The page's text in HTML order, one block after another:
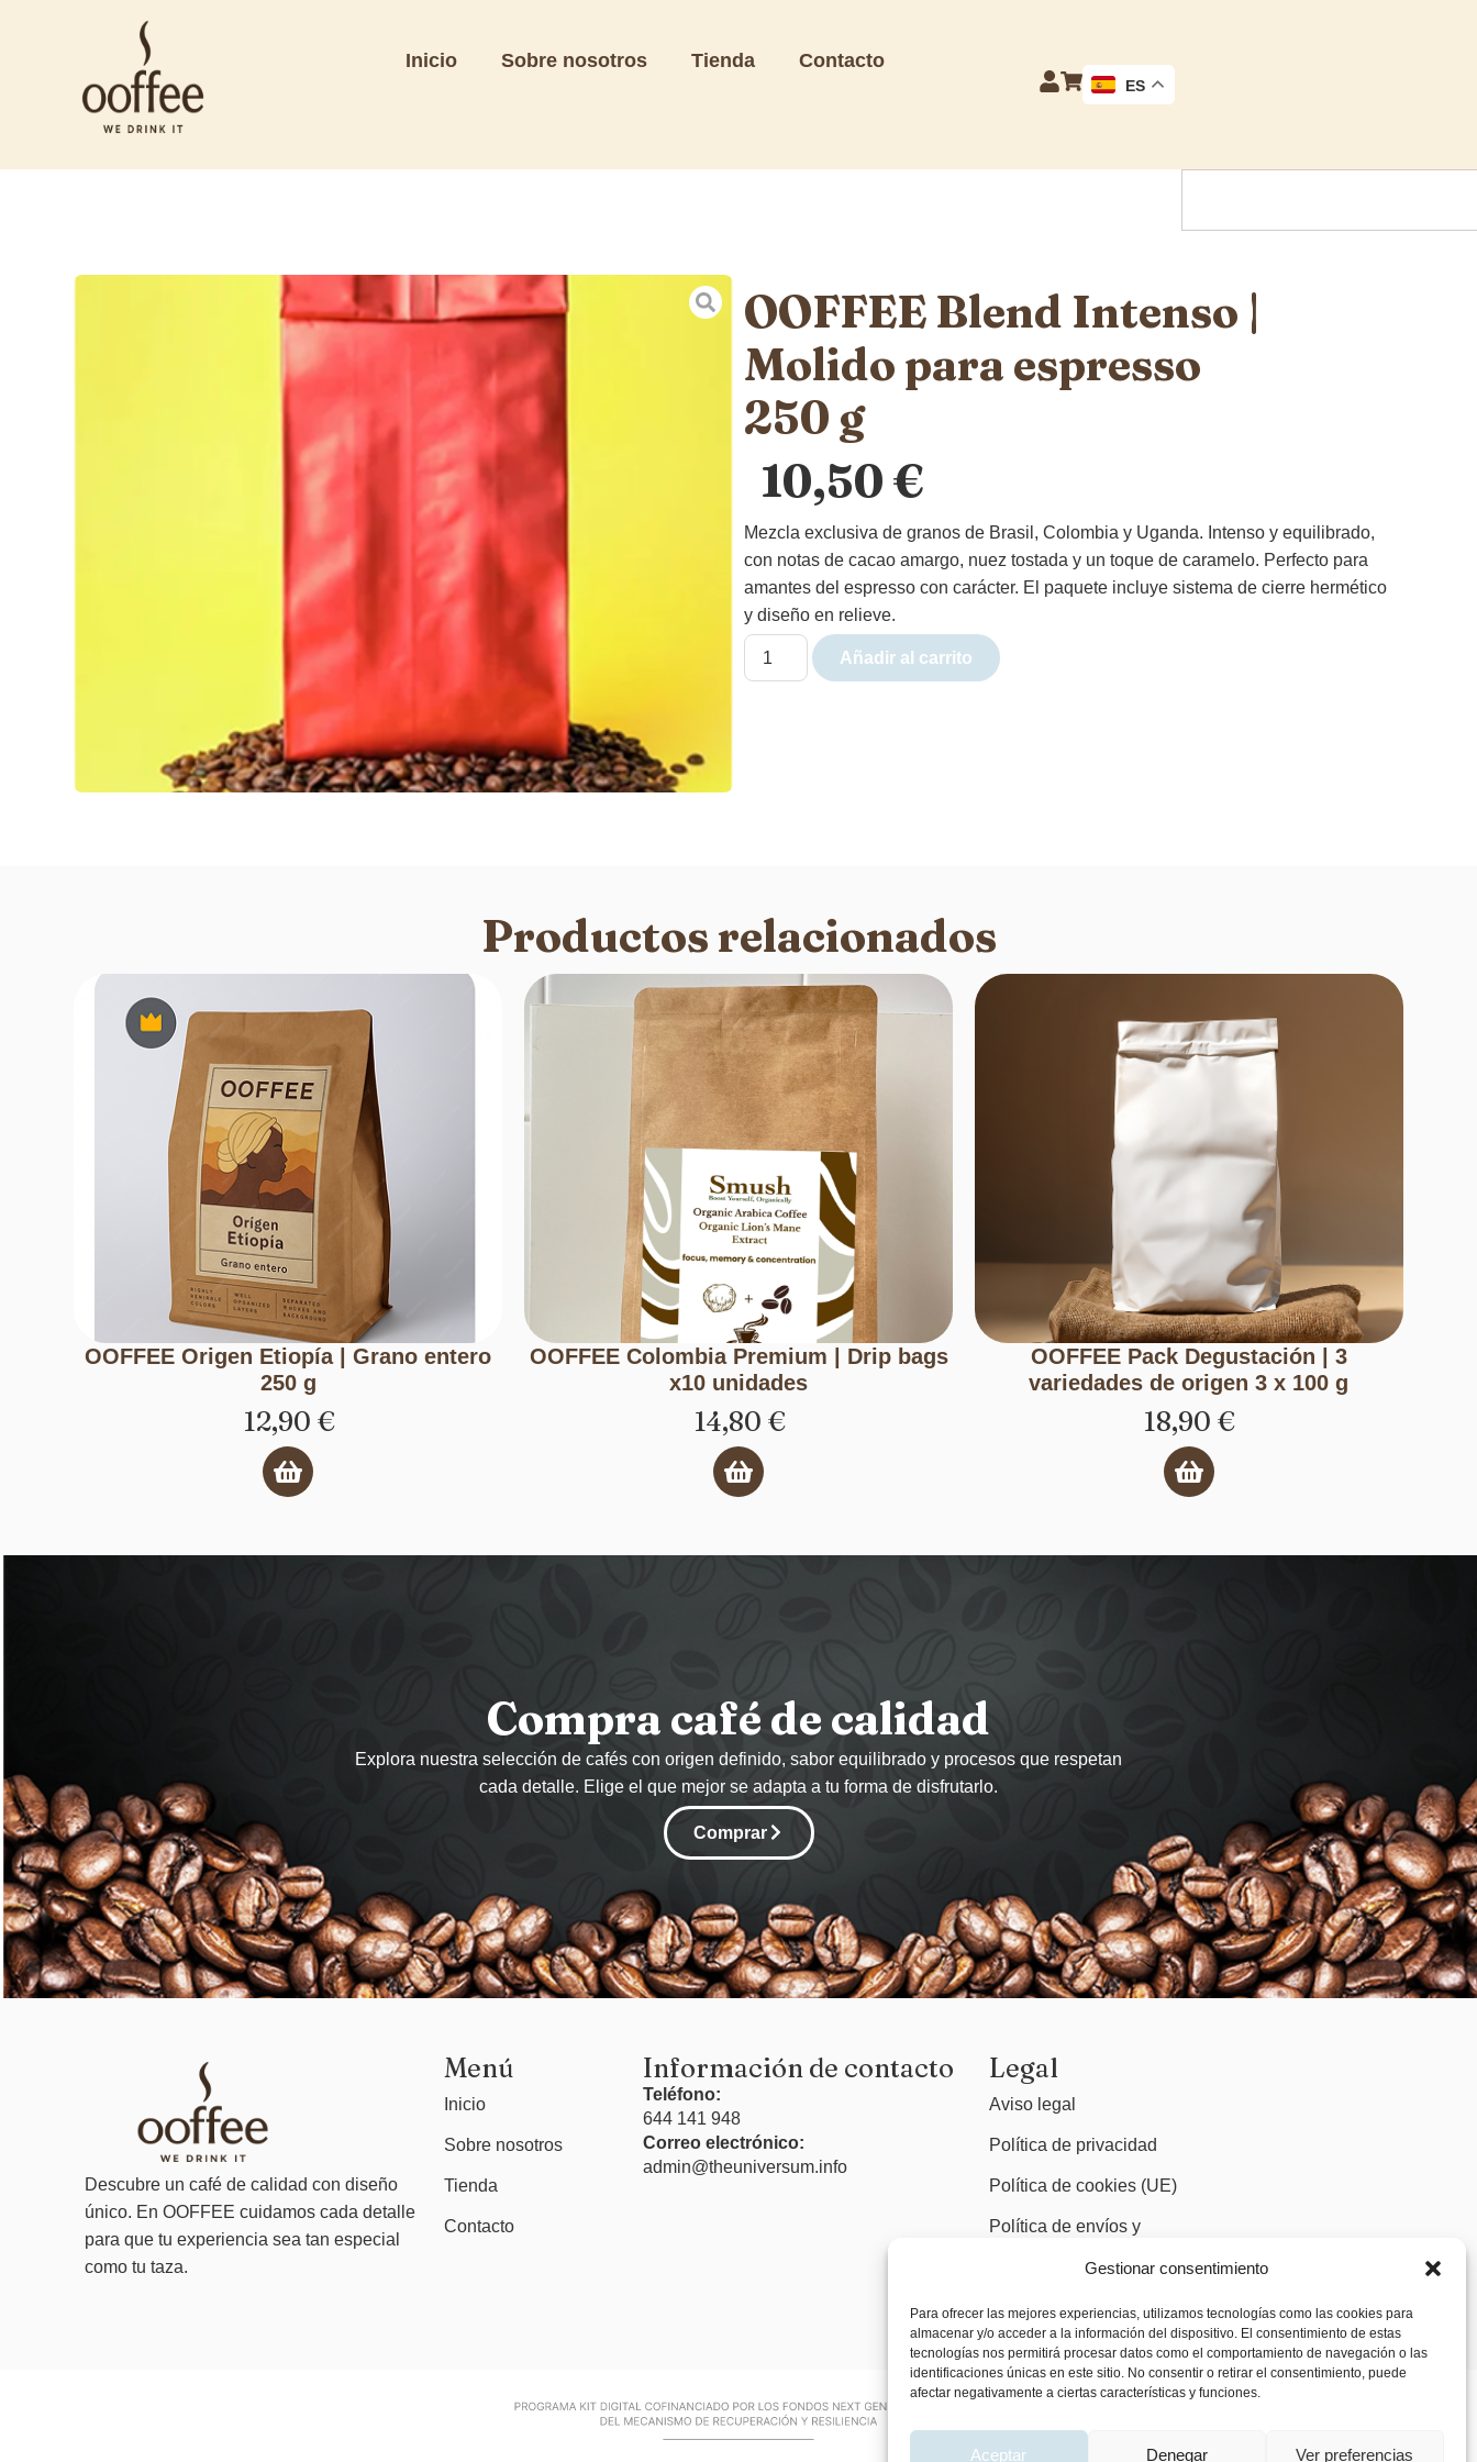
Gestionar consentimiento
Para ofrecer las mejores experiencias, utilizamos tecnologías como las cookies para
almacenar y/o acceder a la información del dispositivo. El consentimiento de estas
tecnologías nos permitirá procesar datos como el comportamiento de navegación o las
identificaciones únicas en este sitio. No consentir o retirar el consentimiento, puede
afectar negativamente a ciertas características y funciones.
Aceptar Denegar Ver preferencias
Inicio Sobre nosotros Tienda Contacto
ES
OOFFEE Blend Intenso |
Molido para espresso
250 g
10,50 €
Mezcla exclusiva de granos de Brasil, Colombia y Uganda. Intenso y equilibrado,
con notas de cacao amargo, nuez tostada y un toque de caramelo. Perfecto para
amantes del espresso con carácter. El paquete incluye sistema de cierre hermético
y diseño en relieve.
Añadir al carrito
Productos relacionados
OOFFEE Origen Etiopía | Grano entero
250 g
12,90 €
OOFFEE Colombia Premium | Drip bags
x10 unidades
14,80 €
OOFFEE Pack Degustación | 3
variedades de origen 3 x 100 g
18,90 €
Compra café de calidad
Explora nuestra selección de cafés con origen definido, sabor equilibrado y procesos que respetan
cada detalle. Elige el que mejor se adapta a tu forma de disfrutarlo.
Comprar
Descubre un café de calidad con diseño
único. En OOFFEE cuidamos cada detalle
para que tu experiencia sea tan especial
como tu taza.
Menú
Inicio
Sobre nosotros
Tienda
Contacto
Información de contacto
Teléfono:
644 141 948
Correo electrónico:
admin@theuniversum.info
Legal
Aviso legal
Política de privacidad
Política de cookies (UE)
Política de envíos y